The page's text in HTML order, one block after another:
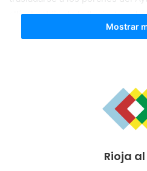
allí, al cobijo de la lluvia, tuvo
Mostrar
Rioja